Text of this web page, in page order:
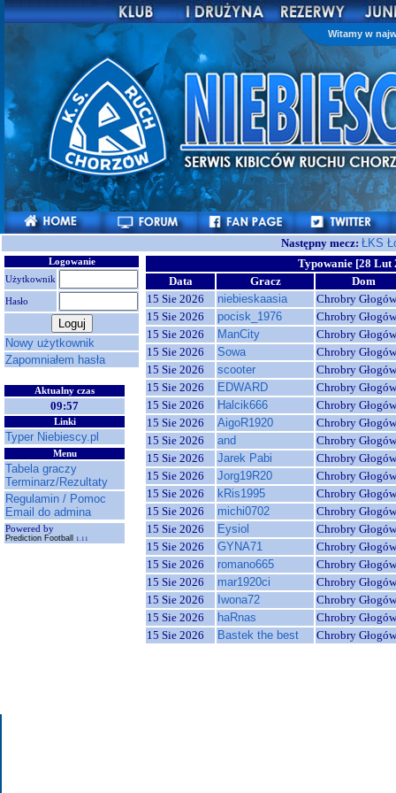
Witamy w
Następny mecz: ŁKS
Logowanie
Użytkownik
Hasło
Nowy użytkownik
Zapomniałem hasła
Aktualny czas
09:57
Linki
Typer Niebiescy.pl
Menu
Tabela graczy
Terminarz/Rezultaty
Regulamin / Pomoc
Email do admina
Powered by
Prediction Football 1.11
Typowanie [28 Lut
Data
Gracz
Dom
15 Sie 2026
niebieskaasia
Chrobry Głogów
15 Sie 2026
pocisk_1976
Chrobry Głogów
15 Sie 2026
ManCity
Chrobry Głogów
15 Sie 2026
Sowa
Chrobry Głogów
15 Sie 2026
scooter
Chrobry Głogów
15 Sie 2026
EDWARD
Chrobry Głogów
15 Sie 2026
Halcik666
Chrobry Głogów
15 Sie 2026
AigoR1920
Chrobry Głogów
15 Sie 2026
and
Chrobry Głogów
15 Sie 2026
Jarek Pabi
Chrobry Głogów
15 Sie 2026
Jorg19R20
Chrobry Głogów
15 Sie 2026
kRis1995
Chrobry Głogów
15 Sie 2026
michi0702
Chrobry Głogów
15 Sie 2026
Eysiol
Chrobry Głogów
15 Sie 2026
GYNA71
Chrobry Głogów
15 Sie 2026
romano665
Chrobry Głogów
15 Sie 2026
mar1920ci
Chrobry Głogów
15 Sie 2026
Iwona72
Chrobry Głogów
15 Sie 2026
haRnas
Chrobry Głogów
15 Sie 2026
Bastek the best Chrobry Głogów